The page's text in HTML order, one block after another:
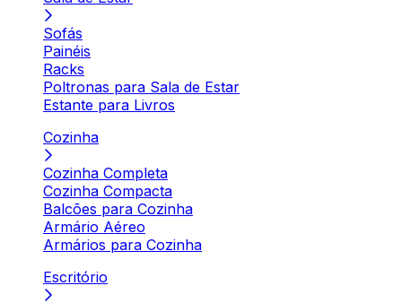
Sofás
Painéis
Racks
Poltronas para Sala de Estar
Estante para Livros
Cozinha
Cozinha Completa
Cozinha Compacta
Balcões para Cozinha
Armário Aéreo
Armários para Cozinha
Escritório